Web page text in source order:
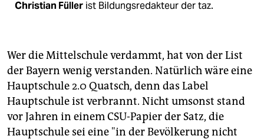
Christian Füller ist Bildungsredakteur der taz.
Wer die Mittelschule verdammt, hat von der List
der Bayern wenig verstanden. Natürlich wäre eine
Hauptschule 2.0 Quatsch, denn das Label
Hauptschule ist verbrannt. Nicht umsonst stand
vor Jahren in einem CSU-Papier der Satz, die
Hauptschule sei eine "in der Bevölkerung nicht